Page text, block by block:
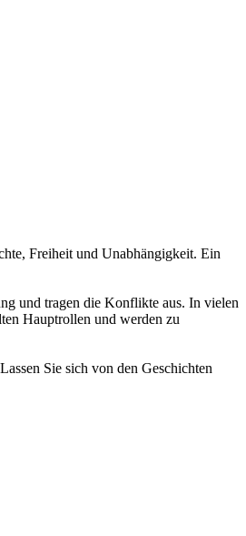
Freiheit und Unabhängigkeit. Ein
und tragen die Konflikte aus. In vielen
Hauptrollen und werden zu
Sie sich von den Geschichten